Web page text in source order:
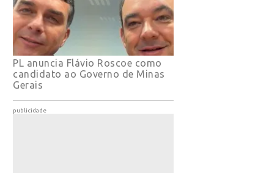
PL anuncia Flávio Roscoe como
candidato ao Governo de Minas
Gerais
publicidade